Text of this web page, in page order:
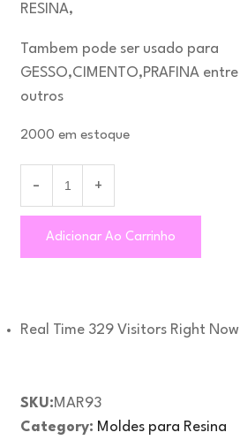
RESINA,
Tambem pode ser usado para
GESSO,CIMENTO,PRAFINA entre
outros
2000 em estoque
Adicionar Ao Carrinho
Real Time 329 Visitors Right Now
SKU:MAR93
Category: Moldes para Resina